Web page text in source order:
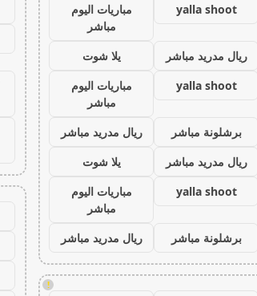
yalla shoot
مباريات اليوم
مباشر
ريال مدريد مباشر
يلا شوت
yalla shoot
مباريات اليوم
مباشر
برشلونة مباشر
ريال مدريد مباشر
ريال مدريد مباشر
يلا شوت
yalla shoot
مباريات اليوم
مباشر
برشلونة مباشر
ريال مدريد مباشر
!